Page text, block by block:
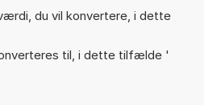
du vil konvertere, i dette
til, i dette tilfælde '